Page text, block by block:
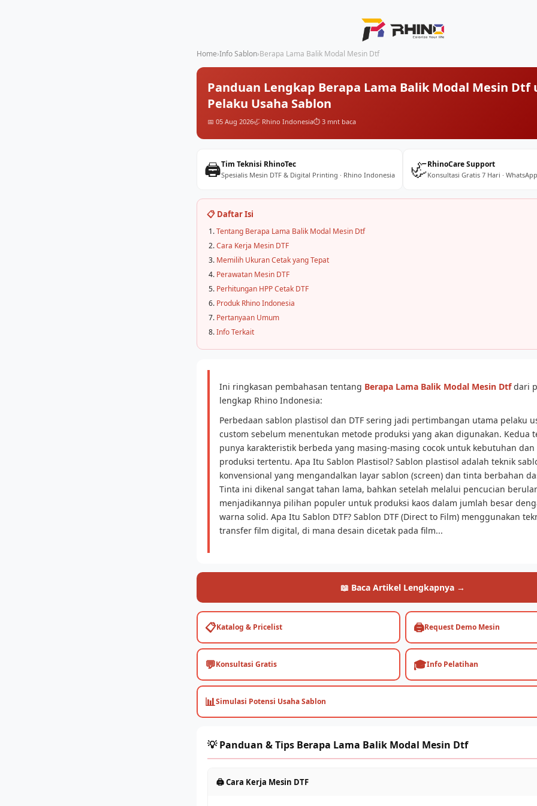
Home›Info Sablon›Berapa Lama Balik Modal Mesin Dtf
Panduan Lengkap Berapa Lama Balik Modal Mesin Dtf
Pelaku Usaha Sablon
📅 05 Aug 2026🦏 Rhino Indonesia⏱️ 3 mnt baca
🖨️Tim Teknisi RhinoTec
Spesialis Mesin DTF & Digital Printing · Rhino Indonesia 🦏RhinoCare Support
Konsultasi Gratis 7 Hari ·
📋 Daftar Isi
Tentang Berapa Lama Balik Modal Mesin Dtf
Cara Kerja Mesin DTF
Memilih Ukuran Cetak yang Tepat
Perawatan Mesin DTF
Perhitungan HPP Cetak DTF
Produk Rhino Indonesia
Pertanyaan Umum
Info Terkait
Ini ringkasan pembahasan tentang Berapa Lama Balik Modal Mesin Dtfdari
lengkap Rhino Indonesia:
Perbedaan sablon plastisol dan DTF sering jadi pertimbangan utama pelaku
custom sebelum menentukan metode produksi yang akan digunakan. Kedua
punya karakteristik berbeda yang masing-masing cocok untuk kebutuhan dan
produksi tertentu. Apa Itu Sablon Plastisol? Sablon plastisol adalah teknik
konvensional yang mengandalkan layar sablon (screen) dan tinta berbahan
Tinta ini dikenal sangat tahan lama, bahkan setelah melalui pencucian
menjadikannya pilihan populer untuk produksi kaos dalam jumlah besar
warna solid. Apa Itu Sablon DTF? Sablon DTF (Direct to Film) menggunakan
transfer film digital, di mana desain dicetak pada film...
📖 Baca Artikel Lengkapnya →
📋Katalog & Pricelist 🖨️Request Demo Mesin
💬Konsultasi Gratis 🎓Info Pelatihan
📊Simulasi Potensi Usaha Sablon
💡 Panduan & Tips Berapa Lama Balik Modal Mesin Dtf
🖨️ Cara Kerja Mesin DTF